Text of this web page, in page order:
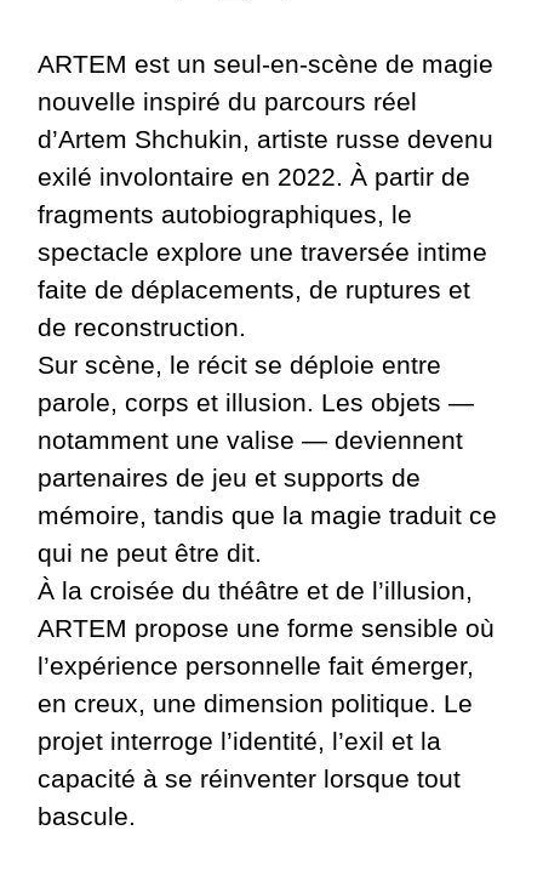
ARTEM est un seul-en-scène de magie
nouvelle inspiré du parcours réel
d’Artem Shchukin, artiste russe devenu
exilé involontaire en 2022. À partir de
fragments autobiographiques, le
spectacle explore une traversée intime
faite de déplacements, de ruptures et
de reconstruction.
Sur scène, le récit se déploie entre
parole, corps et illusion. Les objets —
notamment une valise — deviennent
partenaires de jeu et supports de
mémoire, tandis que la magie traduit ce
qui ne peut être dit.
À la croisée du théâtre et de l’illusion,
ARTEM propose une forme sensible où
l’expérience personnelle fait émerger,
en creux, une dimension politique. Le
projet interroge l’identité, l’exil et la
capacité à se réinventer lorsque tout
bascule.